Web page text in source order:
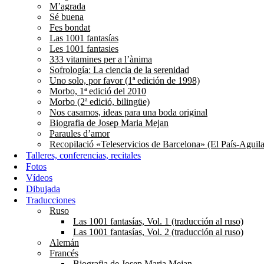
M’agrada
Sé buena
Fes bondat
Las 1001 fantasías
Les 1001 fantasies
333 vitamines per a l’ànima
Sofrología: La ciencia de la serenidad
Uno solo, por favor (1ª edición de 1998)
Morbo, 1ª edició del 2010
Morbo (2ª edició, bilingüe)
Nos casamos, ideas para una boda original
Biografia de Josep Maria Mejan
Paraules d’amor
Recopilació «Teleservicios de Barcelona» (El País-
Talleres, conferencias, recitales
Fotos
Vídeos
Dibujada
Traducciones
Ruso
Las 1001 fantasías, Vol. 1 (traducción al ruso)
Las 1001 fantasías, Vol. 2 (traducción al ruso)
Alemán
Francés